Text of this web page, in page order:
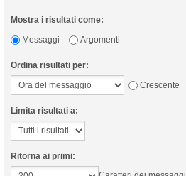
Mostra i risultati come:
Messaggi
Argomenti
Ordina risultati per:
Crescente
Limita risultati a:
Ritorna ai primi: